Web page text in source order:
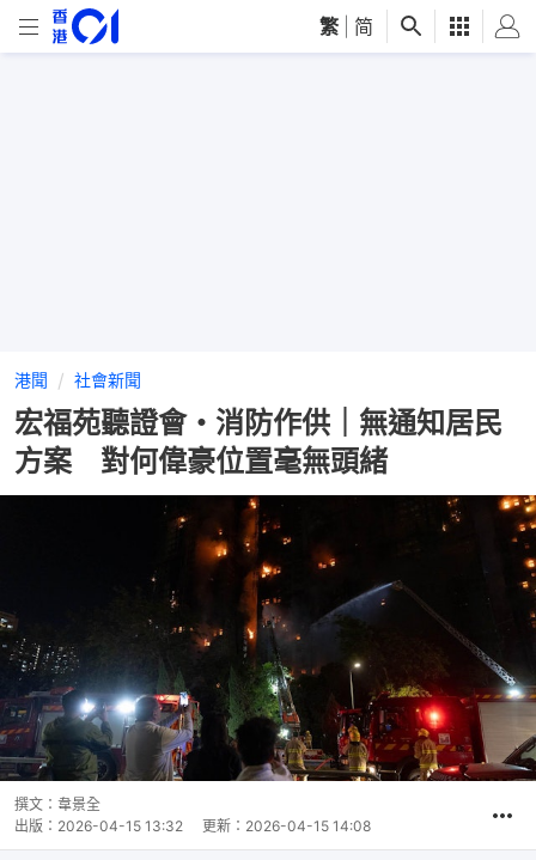
繁 简
港聞 社會新聞
宏福苑聽證會・消防作供｜無通知居民
方案 對何偉豪位置毫無頭緒
撰文： 韋景全
出版： 2026-04-15 13:32 更新： 2026-04-15 14:08